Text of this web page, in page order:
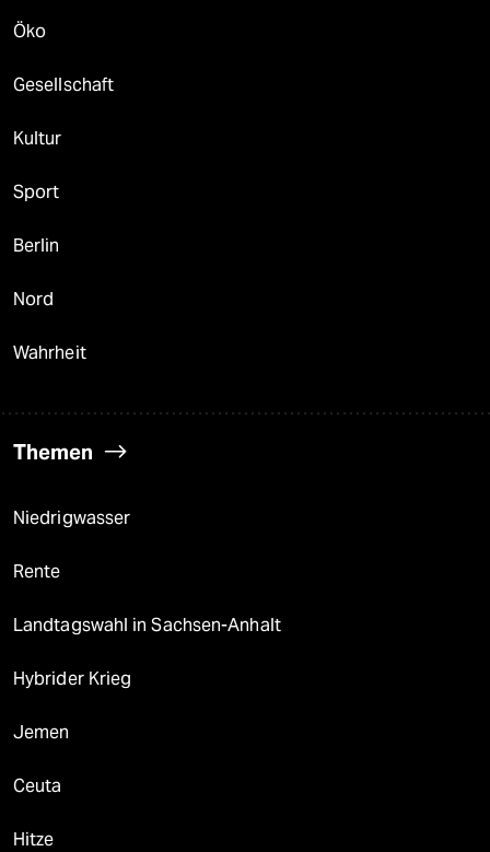
Öko
Gesellschaft
Kultur
Sport
Berlin
Nord
Wahrheit
Themen
Niedrigwasser
Rente
Landtagswahl in Sachsen-Anhalt
Hybrider Krieg
Jemen
Ceuta
Hitze